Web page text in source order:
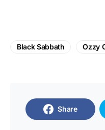
Black Sabbath Ozzy
Share